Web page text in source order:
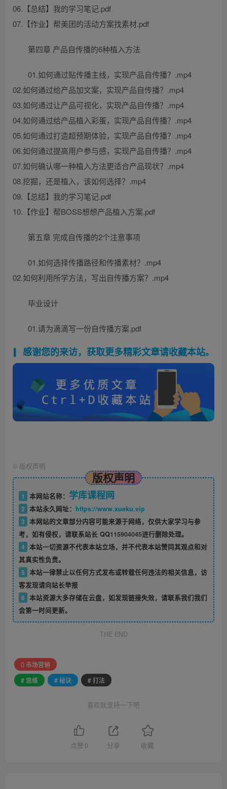
06.【总结】我的学习笔记.pdf
07.【作业】帮美团的活动方案找素材.pdf
第四章 产品自传播的6种植入方法
01.如何通过贴传播主线，实现产品自传播？.mp4
02.如何通过给产品加文案，实现产品自传播？.mp4
03.如何通过让产品可视化，实现产品自传播？.mp4
04.如何通过给产品植入彩蛋，实现产品自传播？.mp4
05.如何通过打造超预期体验，实现产品自传播？.mp4
06.如何通过提高用户参与感，实现产品自传播？.mp4
07.如何确认哪一种植入方法更适合产品现状？.mp4
08.挖掘，还是植入，该如何选择？.mp4
09.【总结】我的学习笔记.pdf
10.【作业】帮BOSS想想产品植入方案.pdf
第五章 完成自传播的2个注意事项
01.如何选择传播路径和传播素材？.mp4
02.如何利用所学方法，写出自传播方案？.mp4
毕业设计
01.请为滴滴写一份自传播方案.pdf
感谢您的来访，获取更多精彩文章请收藏本站。
© 版权声明
版权声明
1 本网站名称： 学库课程网
2 本站永久网址： https://www.xueku.vip
3 本网站的文章部分内容可能来源于网络，仅供大家学习与参
考，如有侵权，请联系站长 QQ115904045进行删除处理。
4 本站一切资源不代表本站立场，并不代表本站赞同其观点和对
其真实性负责。
5 本站一律禁止以任何方式发布或转载任何违法的相关信息，访
客发现请向站长举报
6 本站资源大多存储在云盘，如发现链接失效，请联系我们我们
会第一时间更新。
THE END
市场营销
# 思维
# 秘诀 # 打法
喜欢就支持一下吧
点赞 0 分享 收藏